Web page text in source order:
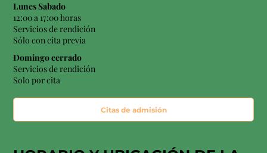
Lunes Sabado
12:00 a 17:00 horas
Servicios de rendición
Sólo con cita previa
Domingo cerrado
Servicios de rendición
Solo por cita
Citas de admisión